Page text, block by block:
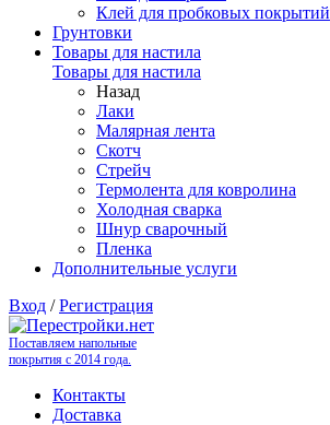
Клей для пробковых покрытий
Грунтовки
Товары для настила
Товары для настила
Назад
Лаки
Малярная лента
Скотч
Стрейч
Термолента для ковролина
Холодная сварка
Шнур сварочный
Пленка
Дополнительные услуги
Вход /Регистрация
Поставляем напольные
покрытия с 2014 года.
Контакты
Доставка